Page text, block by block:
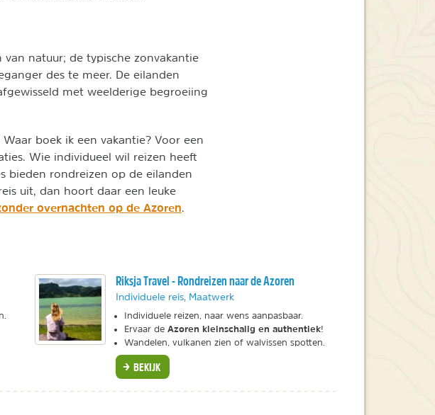
natuur; de typische zonvakantie
des te meer. De eilanden
met weelderige begroeiing
boek ik een vakantie? Voor een
Wie individueel wil reizen heeft
bieden rondreizen op de eilanden
uit, dan hoort daar een leuke
overnachten op de Azoren
Riksja Travel - Rondreizen naar de Azoren
Individuele reis, Maatwerk
Individuele reizen, naar wens aanpasbaar.
Ervaar de Azoren kleinschalig en authentiek!
Wandelen, vulkanen zien of walvissen spotten.
BEKIJK